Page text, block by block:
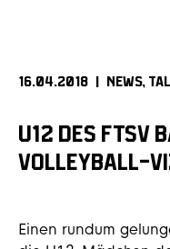
16.04.2018 | NEWS
U12 DES FTSV
VOLLEYBALL-
Einen rundum